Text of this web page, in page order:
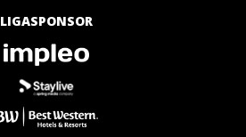
LIGASPONSOR